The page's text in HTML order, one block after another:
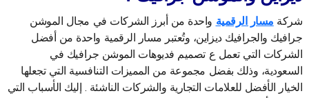
شركة مسار الرقمية واحدة من أبرز الشركات في مجال الموشن
جرافيك والجرافيك ديزاين، وتُعتبر مسار الرقمية واحدة من أفضل
الشركات التي تعمل ع تصميم فديوهات الموشن جرافيك في
السعودية، وذلك بفضل مجموعة من المميزات التنافسية التي تجعلها
الخيار الأفضل للعلامات التجارية والشركات الناشئة . إليك الأسباب التي